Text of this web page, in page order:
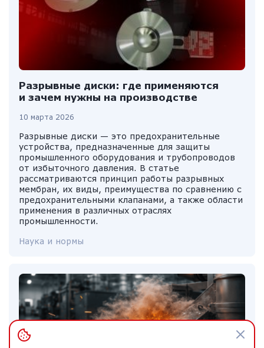
Разрывные диски: где применяются
и зачем нужны на производстве
10 марта 2026
Разрывные диски — это предохранительные
устройства, предназначенные для защиты
промышленного оборудования и трубопроводов
от избыточного давления. В статье
рассматриваются принцип работы разрывных
мембран, их виды, преимущества по сравнению с
предохранительными клапанами, а также области
применения в различных отраслях
промышленности.
Наука и нормы